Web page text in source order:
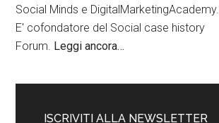
Social Minds e DigitalMarketingAcademy.
E' cofondatore del Social case history
Forum. Leggi ancora…
ISCRIVITI ALLA NEWSLETTER